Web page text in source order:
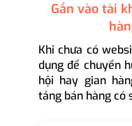
Gắn vào tài
Khi chưa có
dụng để chuyển
hội hay gian
tảng bán hàng có